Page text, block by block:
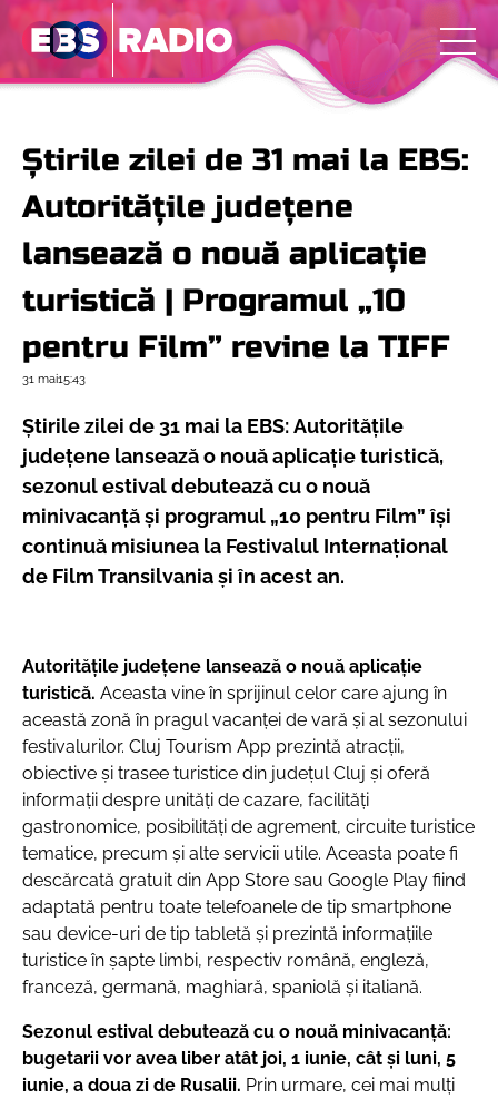
Știrile zilei de 31 mai la EBS:
Autoritățile județene
lansează o nouă aplicație
turistică | Programul „10
pentru Film” revine la TIFF
31 mai15:43
Știrile zilei de 31 mai la EBS:Autoritățile
județene lansează o nouă aplicație turistică,
sezonul estival debutează cu o nouă
minivacanță și programul „10 pentru Film” își
continuă misiunea la Festivalul Internațional
de Film Transilvania și în acest an.
Autoritățile județene lansează o nouă aplicație
turistică. Aceasta vine în sprijinul celor care ajung în
această zonă în pragul vacanței de vară și al sezonului
festivalurilor. Cluj Tourism App prezintă atracții,
obiective și trasee turistice din județul Cluj și oferă
informații despre unități de cazare, facilități
gastronomice, posibilități de agrement, circuite turistice
tematice, precum și alte servicii utile. Aceasta poate fi
descărcată gratuit din App Store sau Google Play fiind
adaptată pentru toate telefoanele de tip smartphone
sau device-uri de tip tabletă și prezintă informațiile
turistice în șapte limbi, respectiv română, engleză,
franceză, germană, maghiară, spaniolă și italiană.
Sezonul estival debutează cu o nouă minivacanță:
bugetarii vor avea liber atât joi, 1 iunie, cât și luni, 5
iunie, a doua zi de Rusalii. Prin urmare, cei mai mulți